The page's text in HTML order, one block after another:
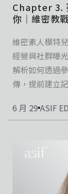
Chapter 3.
你｜維密教
維密素人模特
經營與社群曝
解析如何透過
傳，提前建立
6 月 29 ASIF